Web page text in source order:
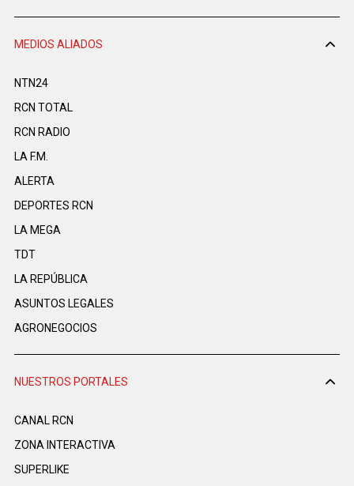
MEDIOS ALIADOS
NTN24
RCN TOTAL
RCN RADIO
LA F.M.
ALERTA
DEPORTES RCN
LA MEGA
TDT
LA REPÚBLICA
ASUNTOS LEGALES
AGRONEGOCIOS
NUESTROS PORTALES
CANAL RCN
ZONA INTERACTIVA
SUPERLIKE